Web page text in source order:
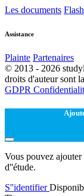
Les documents
Assistance
Plainte Partenaires
© 2013 - 2026
droits d'auteur sont
GDPR
Vous pouvez
d''étude.
S''identifier